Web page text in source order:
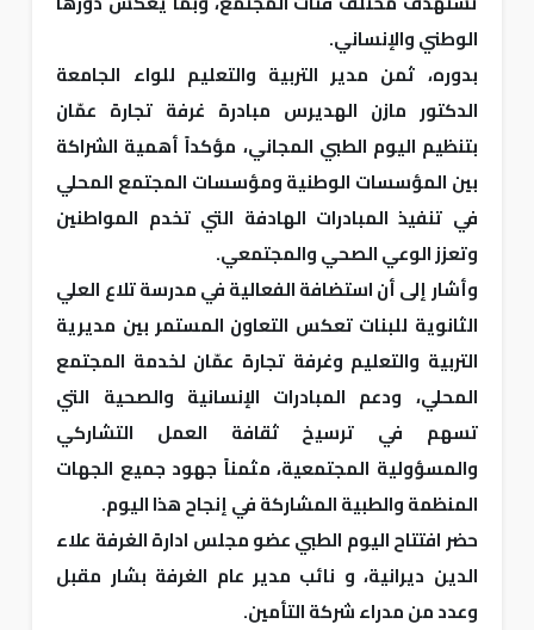
الوطني والإنساني.
بدوره، ثمن مدير التربية والتعليم للواء الجامعة
الدكتور مازن الهديرس مبادرة غرفة تجارة عمّان
بتنظيم اليوم الطبي المجاني، مؤكداً أهمية الشراكة
بين المؤسسات الوطنية ومؤسسات المجتمع المحلي
في تنفيذ المبادرات الهادفة التي تخدم المواطنين
وتعزز الوعي الصحي والمجتمعي.
وأشار إلى أن استضافة الفعالية في مدرسة تلاع العلي
الثانوية للبنات تعكس التعاون المستمر بين مديرية
التربية والتعليم وغرفة تجارة عمّان لخدمة المجتمع
المحلي، ودعم المبادرات الإنسانية والصحية التي
تسهم في ترسيخ ثقافة العمل التشاركي
والمسؤولية المجتمعية، مثمناً جهود جميع الجهات
المنظمة والطبية المشاركة في إنجاح هذا اليوم.
حضر افتتاح اليوم الطبي عضو مجلس ادارة الغرفة علاء
الدين ديرانية، و نائب مدير عام الغرفة بشار مقبل
وعدد من مدراء شركة التأمين.